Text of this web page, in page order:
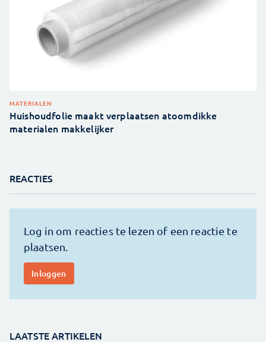
MATERIALEN
Huishoudfolie maakt verplaatsen atoomdikke
materialen makkelijker
REACTIES
LAATSTE ARTIKELEN